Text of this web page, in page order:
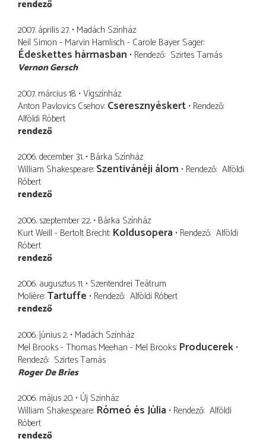
rendező
2007. április 27. Madách Színház
Neil Simon - Marvin Hamlisch - Carole Bayer Sager
Édeskettes hármasban Rendező Szirtes Tamás
Vernon Gersch
2007. március 18. Vígszínház
Anton Pavlovics Csehov Cseresznyéskert Rendező
Alföldi Róbert
rendező
2006. december 31. Bárka Színház
William Shakespeare Szentivánéji álom Rendező Alföldi
Róbert
rendező
2006. szeptember 22. Bárka Színház
Kurt Weill - Bertolt Brecht Koldusopera Rendező Alföldi
Róbert
rendező
2006. augusztus 11. Szentendrei Teátrum
Molière Tartuffe Rendező Alföldi Róbert
rendező
2006. június 2. Madách Színház
Mel Brooks - Thomas Meehan - Mel Brooks Producerek
Rendező Szirtes Tamás
Roger De Bries
2006. május 20. Új Színház
William Shakespeare Rómeó és Júlia Rendező Alföldi
Róbert
rendező